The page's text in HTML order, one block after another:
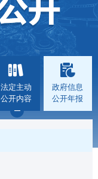
法定主动
公开内容
政府信息
公开年报